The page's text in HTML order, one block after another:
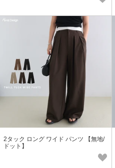
2タック ロング ワイド パンツ 【無地/
ドット】